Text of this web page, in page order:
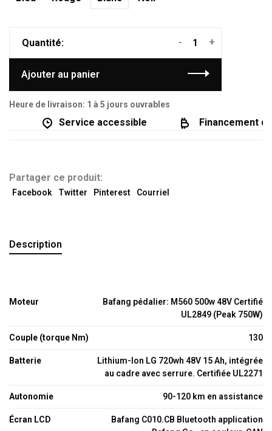
Quantité: +
-
Ajouter au panier
Heure de livraison: 1 à 5 jours ouvrables
Service accessible Financement
Partager ce produit:
Facebook Twitter Pinterest Courriel
Description
Moteur
Bafang pédalier: M560 500w 48V Certifié
UL2849 (Peak 750W)
Couple (torque Nm) 130
Batterie
Lithium-Ion LG 720wh 48V 15 Ah, intégrée
au cadre avec serrure. Certifiée UL2271
Autonomie 90-120 km en assistance
Écran LCD
Bafang C010.CB Bluetooth application